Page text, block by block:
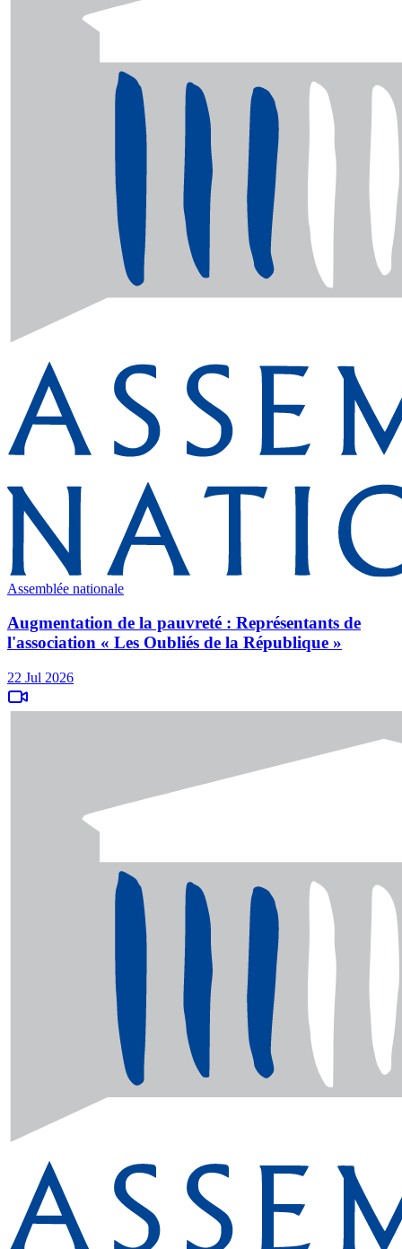
Assemblée nationale
Augmentation de la pauvreté : Représentants de
l'association « Les Oubliés de la République »
22 Jul 2026